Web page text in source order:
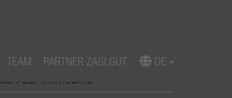
TEAM PARTNER ZAGLGUT DE
zur Immobilie